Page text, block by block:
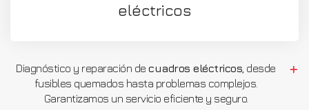
eléctricos
Diagnóstico y reparación decuadros eléctricos , desde
fusibles quemados hasta problemas complejos.
Garantizamos un servicio eficiente y seguro.